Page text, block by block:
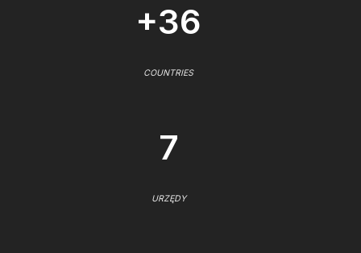
+36
COUNTRIES
7
URZĘDY